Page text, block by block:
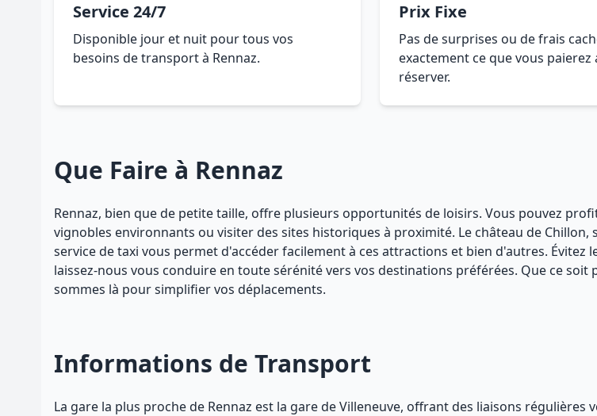
Service 24/7
Disponible jour et nuit pour tous vos
besoins de transport à Rennaz.
Prix Fixe
Pas de surprises ou de frais
exactement ce que vous paierez
réserver.
Que Faire à Rennaz
Rennaz, bien que de petite taille, offre plusieurs opportunités de loisirs. Vous pouvez
vignobles environnants ou visiter des sites historiques à proximité. Le château de
service de taxi vous permet d'accéder facilement à ces attractions et bien d'autres.
laissez-nous vous conduire en toute sérénité vers vos destinations préférées. Que ce
sommes là pour simplifier vos déplacements.
Informations de Transport
La gare la plus proche de Rennaz est la gare de Villeneuve, offrant des liaisons